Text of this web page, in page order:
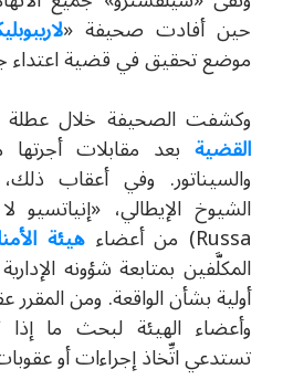
حين أفادت صحيفة «
موضع تحقيق في قضية
وكشفت الصحيفة خلال عطلة
القضيةبعد مقابلات
والسيناتور. وفي أعقاب
الشيوخ الإيطالي، «إنياتسيو
Russa) من أعضاءهيئة
المكلَّفين بمتابعة شؤونه
أولية بشأن الواقعة. ومن
وأعضاء الهيئة لبحث ما
تستدعي اتِّخاذ إجراءات أو